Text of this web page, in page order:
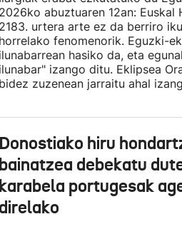
abuztuaren 12an: Euskal
urtera arte ez da berriro
fenomenorik. Eguzki-
hasiko da, eta
izango ditu. Eklipsea
zuzenean jarraitu ahal
hiru
debekatu
portugesak